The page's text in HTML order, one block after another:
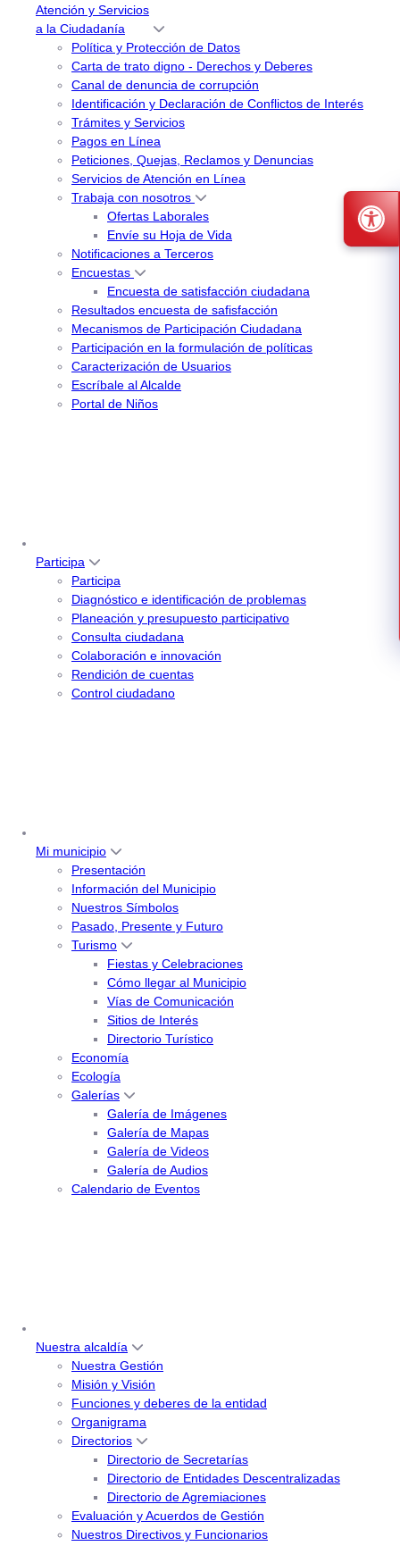
Atención y Servicios
a la Ciudadanía
Política y Protección de Datos
Carta de trato digno - Derechos y Deberes
Canal de denuncia de corrupción
Identificación y Declaración de Conflictos de Interés
Trámites y Servicios
Pagos en Línea
Peticiones, Quejas, Reclamos y Denuncias
Servicios de Atención en Línea
Trabaja con nosotros
Ofertas Laborales
Envíe su Hoja de Vida
Notificaciones a Terceros
Encuestas
Encuesta de satisfacción ciudadana
Resultados encuesta de safisfacción
Mecanismos de Participación Ciudadana
Participación en la formulación de políticas
Caracterización de Usuarios
Escríbale al Alcalde
Portal de Niños
Participa
Participa
Diagnóstico e identificación de problemas
Planeación y presupuesto participativo
Consulta ciudadana
Colaboración e innovación
Rendición de cuentas
Control ciudadano
Mi municipio
Presentación
Información del Municipio
Nuestros Símbolos
Pasado, Presente y Futuro
Turismo
Fiestas y Celebraciones
Cómo llegar al Municipio
Vías de Comunicación
Sitios de Interés
Directorio Turístico
Economía
Ecología
Galerías
Galería de Imágenes
Galería de Mapas
Galería de Videos
Galería de Audios
Calendario de Eventos
Nuestra alcaldía
Nuestra Gestión
Misión y Visión
Funciones y deberes de la entidad
Organigrama
Directorios
Directorio de Secretarías
Directorio de Entidades Descentralizadas
Directorio de Agremiaciones
Evaluación y Acuerdos de Gestión
Nuestros Directivos y Funcionarios